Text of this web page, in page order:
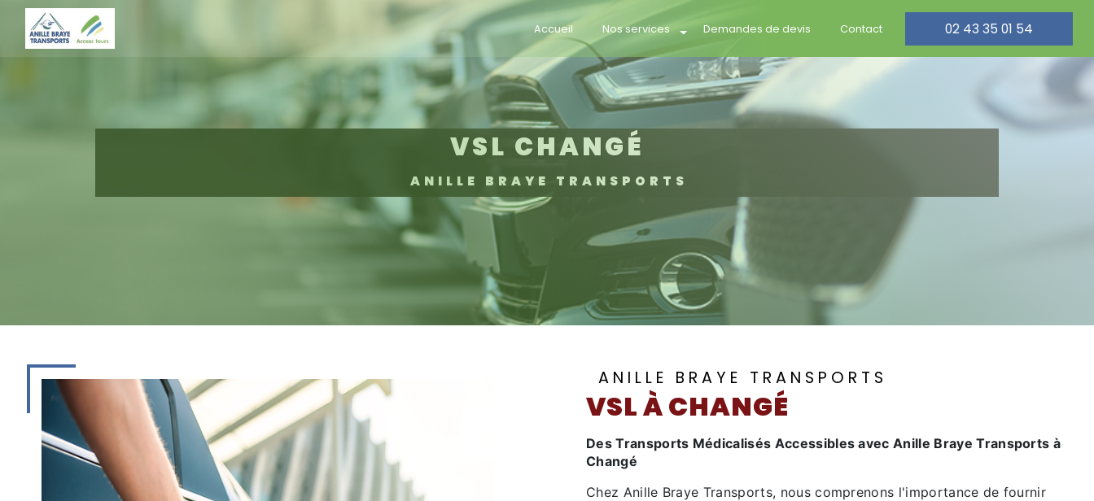
Accueil Nos services Demandes de devis Contact 02 43 35 01 54
VSL CHANGÉ
ANILLE BRAYE TRANSPORTS
ANILLE BRAYE TRANSPORTS
VSL À CHANGÉ
Des Transports Médicalisés Accessibles avec Anille Braye Transports à
Changé
Chez Anille Braye Transports, nous comprenons l'importance de fournir
Panneau de gestion des cookies